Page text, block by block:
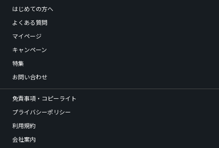
はじめての方へ
よくある質問
マイページ
キャンペーン
特集
お問い合わせ
免責事項・コピーライト
プライバシーポリシー
利用規約
会社案内